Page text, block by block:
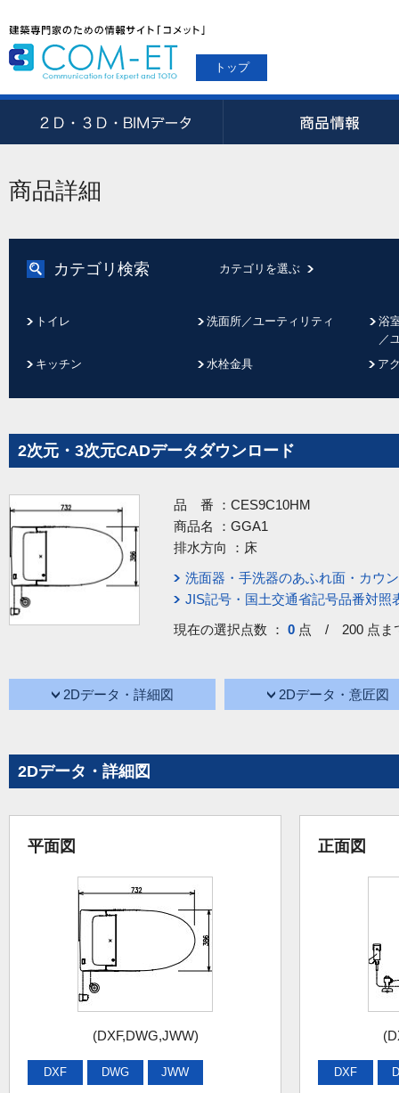
トップ
商品詳細
カテゴリ検索 カテゴリを選ぶ
トイレ 洗面所／ユーティリティ
浴
／
キッチン
水栓金具 ア
2次元・3次元CADデータダウンロード
品 番 ： CES9C10HM
商品名 ： GGA1
排水方向 ： 床
洗面器・手洗器のあふれ面・カウ
JIS記号・国土交通省記号品番対照
現在の選択点数 ： 0 点 / 200 点ま
2Dデータ・詳細図 2Dデータ・意匠図
2Dデータ・詳細図
平面図
(DXF,DWG,JWW)
DXF DWG JWW
正面図
DXF